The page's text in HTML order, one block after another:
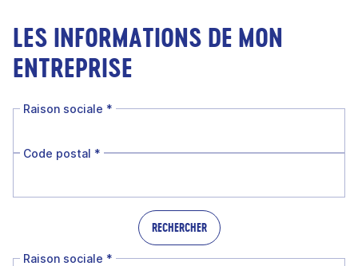
LES INFORMATIONS DE MON
ENTREPRISE
Raison sociale *
Code postal *
RECHERCHER
Raison sociale *